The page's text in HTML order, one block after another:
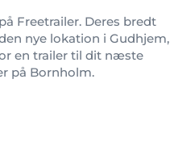
Freetrailer. Deres bredt
nye lokation i Gudhjem,
en trailer til dit næste
på Bornholm.